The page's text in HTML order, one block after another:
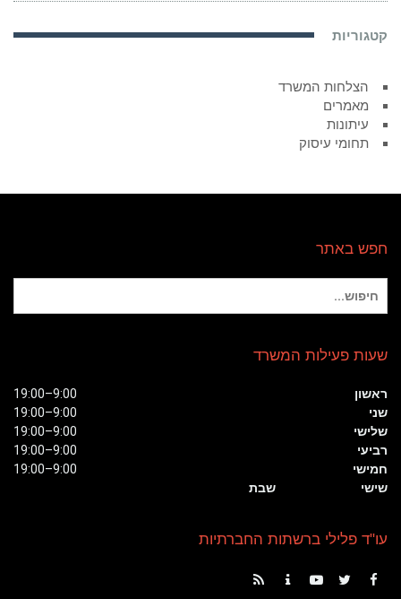
קטגוריות
הצלחות המשרד
מאמרים
עיתונות
תחומי עיסוק
חפש באתר
עבור:
שעות פעילות המשרד
ראשון
9:00–19:00
שני
9:00–19:00
שלישי
9:00–19:00
רביעי
9:00–19:00
חמישי
9:00–19:00
שישי
שבת
עו"ד פלילי ברשתות החברתיות